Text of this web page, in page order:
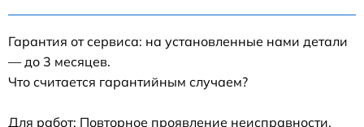
Гарантия от сервиса: на установленные нами детали
— до 3 месяцев.
Что считается гарантийным случаем?
Для работ: Повторное проявление неисправности,